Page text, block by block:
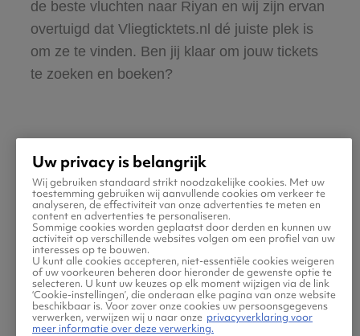
de beste vluchten naar Riyan en wij zijn ervan
overtuigd dat Vliegticktets.nl dé juiste plek is
om ze te vinden. Ben jij klaar om jouw tickets
te zoeken en boeken?
Praktische informatie voor
je vlucht naar Riyan
Uw privacy is belangrijk
Wij gebruiken standaard strikt noodzakelijke cookies. Met uw
toestemming gebruiken wij aanvullende cookies om verkeer te
analyseren, de effectiviteit van onze advertenties te meten en
content en advertenties te personaliseren.
Sommige cookies worden geplaatst door derden en kunnen uw
activiteit op verschillende websites volgen om een profiel van uw
interesses op te bouwen.
U kunt alle cookies accepteren, niet-essentiële cookies weigeren
of uw voorkeuren beheren door hieronder de gewenste optie te
selecteren. U kunt uw keuzes op elk moment wijzigen via de link
‘Cookie-instellingen’, die onderaan elke pagina van onze website
beschikbaar is. Voor zover onze cookies uw persoonsgegevens
verwerken, verwijzen wij u naar onze privacyverklaring voor
meer informatie over deze verwerking.